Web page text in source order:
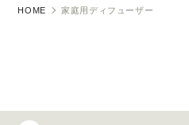
HOME 家庭用ディフューザー